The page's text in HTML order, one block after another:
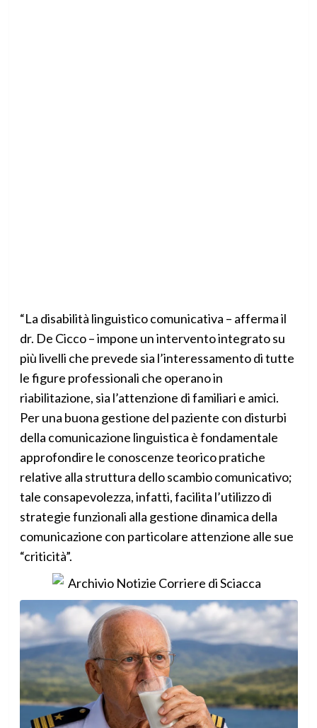
“La disabilità linguistico comunicativa – afferma il
dr. De Cicco – impone un intervento integrato su
più livelli che prevede sia l’interessamento di tutte
le figure professionali che operano in
riabilitazione, sia l’attenzione di familiari e amici.
Per una buona gestione del paziente con disturbi
della comunicazione linguistica è fondamentale
approfondire le conoscenze teorico pratiche
relative alla struttura dello scambio comunicativo;
tale consapevolezza, infatti, facilita l’utilizzo di
strategie funzionali alla gestione dinamica della
comunicazione con particolare attenzione alle sue
“criticità”.